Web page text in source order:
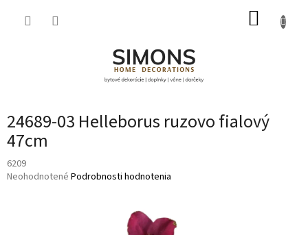
24689-03 Helleborus ruzovo fialový
47cm
6209
Priemerné
Neohodnotené Podrobnosti hodnotenia